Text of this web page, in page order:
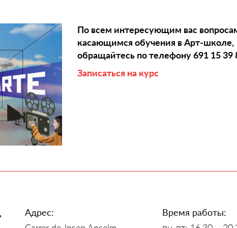
По всем интересующим вас
касающимся обучения в Арт-школе,
обращайтесь по телефону 691 15 39
Записаться на курс
Адрес:
Время работы: